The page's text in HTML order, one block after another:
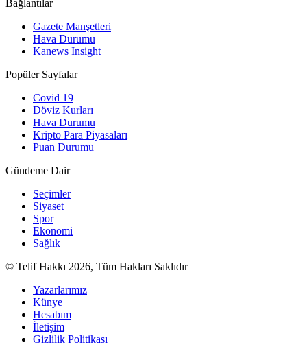
Bağlantılar
Gazete Manşetleri
Hava Durumu
Kanews Insight
Popüler Sayfalar
Covid 19
Döviz Kurları
Hava Durumu
Kripto Para Piyasaları
Puan Durumu
Gündeme Dair
Seçimler
Siyaset
Spor
Ekonomi
Sağlık
© Telif Hakkı 2026, Tüm Hakları Saklıdır
Yazarlarımız
Künye
Hesabım
İletişim
Gizlilik Politikası